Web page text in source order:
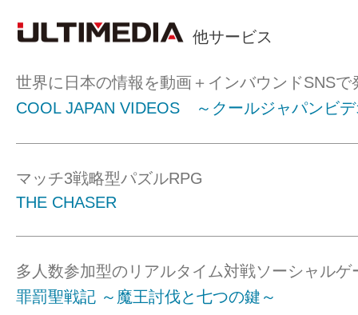
他サービス
世界に日本の情報を動画＋インバウンドSNSで
COOL JAPAN VIDEOS ～クールジャパンビ
マッチ3戦略型パズルRPG
THE CHASER
多人数参加型のリアルタイム対戦ソーシャルゲ
罪罰聖戦記 ～魔王討伐と七つの鍵～